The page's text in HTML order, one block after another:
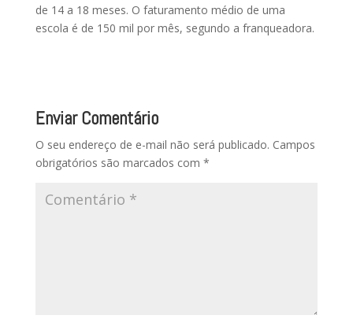
de 14 a 18 meses. O faturamento médio de uma
escola é de 150 mil por mês, segundo a franqueadora.
Enviar Comentário
O seu endereço de e-mail não será publicado. Campos
obrigatórios são marcados com *